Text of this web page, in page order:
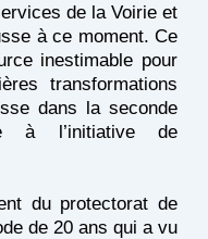
de la Voirie et
à ce moment. Ce
inestimable pour
transformations
dans la seconde
à l’initiative de
du protectorat de
de 20 ans qui a vu